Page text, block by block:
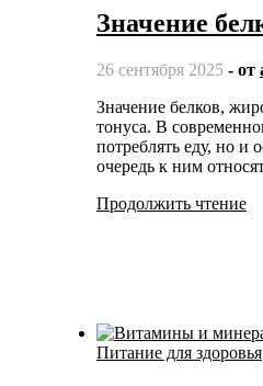
Значение
26 сентября 2025 - от
Значение белков, жиров и углеводов в питании Питание — это основа нашего здоровья, энергии и жизненного
тонуса. В
потреблять еду, но и
очередь к ним
Продолжить чтение
Питание для здоровья